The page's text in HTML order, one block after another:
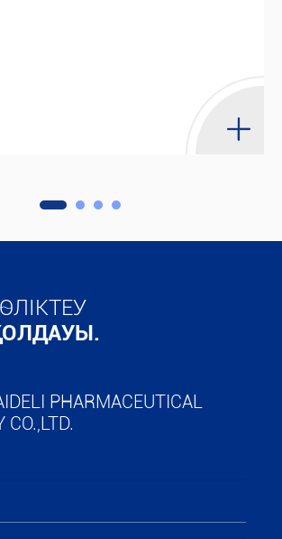
PHARMACEUTICAL
CO.,LTD.